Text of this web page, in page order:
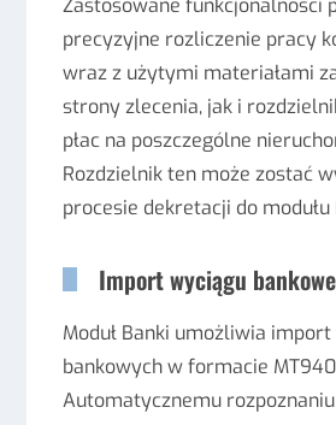
Zastosowane funkcjonalności
precyzyjne rozliczenie pracy
wraz z użytymi materiałami
strony zlecenia, jak i
płac na poszczególne
Rozdzielnik ten może zostać
procesie dekretacji do modułu
Import wyciągu
Moduł Banki umożliwia
bankowych w formacie
Automatycznemu